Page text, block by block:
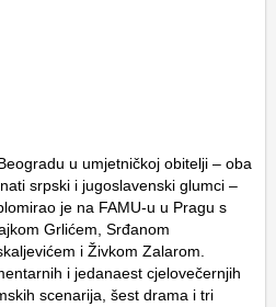
u umjetničkoj obitelji – oba
srpski i jugoslavenski glumci –
je na FAMU-u u Pragu s
Grlićem, Srđanom
i Živkom Zalarom.
i jedanaest cjelovečernjih
scenarija, šest drama i tri